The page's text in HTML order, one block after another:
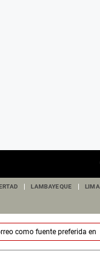
LAMBAYEQUE LIMA
como fuente preferida en